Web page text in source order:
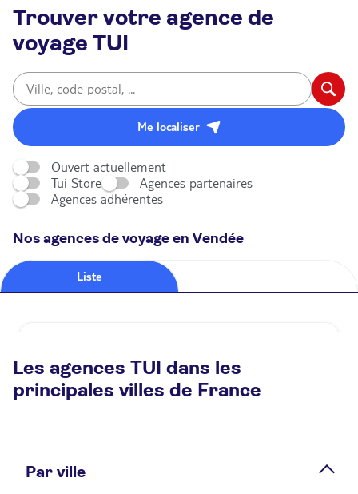
Trouver votre agence de
voyage TUI
Me localiser
Ouvert actuellement
Tui Store
Agences partenaires
Agences adhérentes
Nos agences de voyage en Vendée
Liste
Carte
Fermé.Ouvre demain à 14:00
11 D Rue de la Bonne Fontaine 85300 Challans
Les agences TUI dans les
principales villes de France
Par ville